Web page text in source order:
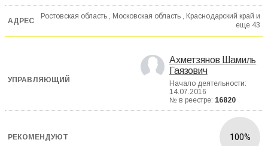
Ростовская область , Московская область , Краснодарский край и
еще 43
Ахметзянов Шамиль
Гаязович
Начало деятельности:
14.07.2016
№ в реестре: 16820
100%